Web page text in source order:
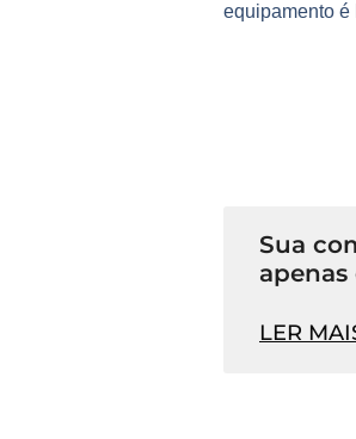
equipamento é
Sua
apenas
LER